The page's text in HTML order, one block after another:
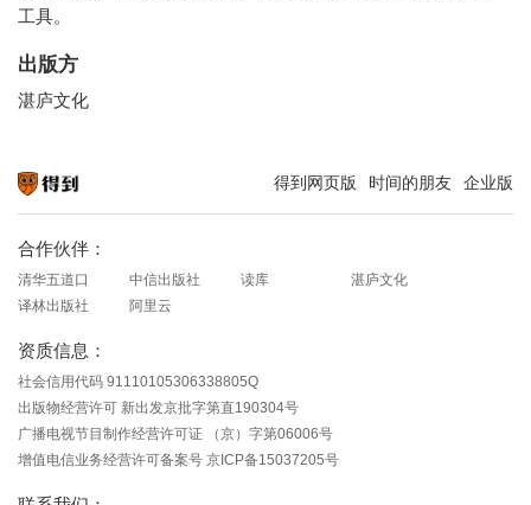
工具。
出版方
湛庐文化
得到网页版 时间的朋友 企业版
合作伙伴：
清华五道口 中信出版社 读库
湛庐文化
译林出版社
阿里云
资质信息：
社会信用代码 91110105306338805Q
出版物经营许可 新出发京批字第直190304号
广播电视节目制作经营许可证 （京）字第06006号
增值电信业务经营许可备案号 京ICP备15037205号